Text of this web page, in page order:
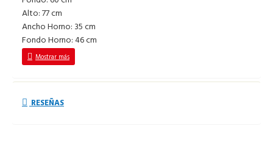
Alto: 77 cm
Ancho Horno: 35 cm
Fondo Horno: 46 cm
RESEÑAS